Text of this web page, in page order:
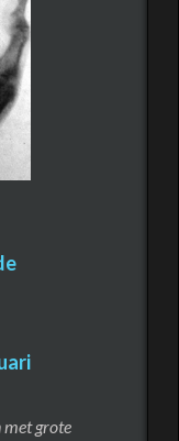
met grote